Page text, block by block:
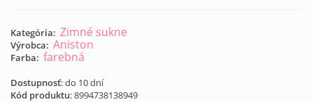
Kategória: Zimné sukne
Výrobca: Aniston
Farba: farebná
Dostupnosť: do 10 dní
Kód produktu:8994738138949